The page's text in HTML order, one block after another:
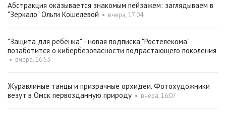
Абстракция оказывается знакомым пейзажем: заглядываем в
"Зеркало" Ольги Кошелевой • вчера, 17:04
"Защита для ребёнка" - новая подписка "Ростелекома"
позаботится о кибербезопасности подрастающего поколения
• вчера, 16:53
Журавлиные танцы и призрачные орхидеи. Фотохудожники
везут в Омск первозданную природу • вчера, 16:07